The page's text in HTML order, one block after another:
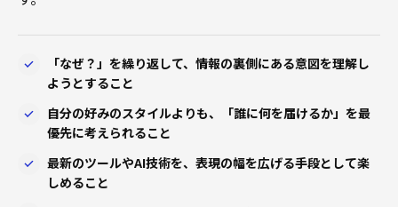
「なぜ？」を繰り返して、情報の裏側にある意図を理解し
ようとすること
自分の好みのスタイルよりも、「誰に何を届けるか」を最
優先に考えられること
最新のツールやAI技術を、表現の幅を広げる手段として楽
しめること